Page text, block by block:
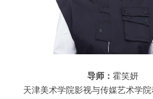
导师： 霍笑妍
天津美术学院影视与传媒艺术学